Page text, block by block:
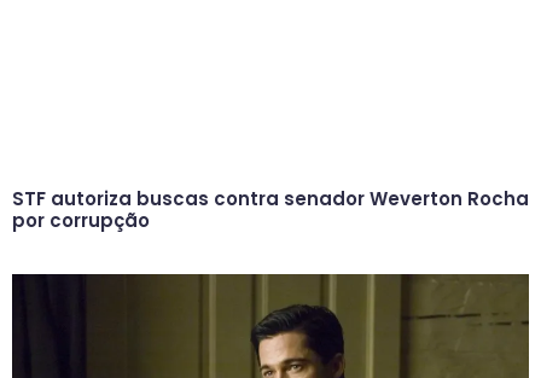
STF autoriza buscas contra senador Weverton Rocha
por corrupção